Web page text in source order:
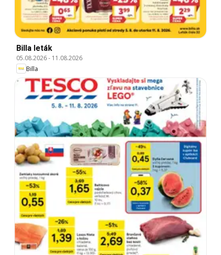
Billa leták
05.08.2026- 11.08.2026
Billa